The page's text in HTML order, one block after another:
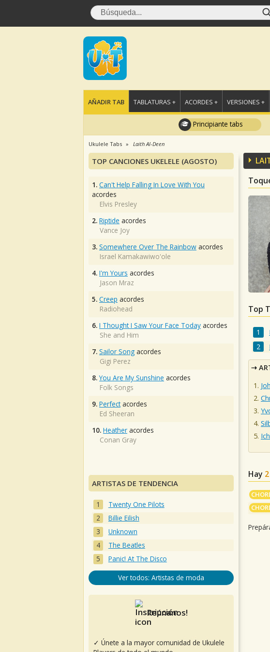
AÑADIR TAB TABLATURAS + ACORDES + VERSIONES +
Principiante tabs
Ukulele Tabs Laith Al-Deen
Top
Hay 2
TOP CANCIONES UKELELE (AGOSTO)
1. Can't Help Falling In Love With You
acordes
Elvis Presley
2. Riptide acordes
Vance Joy
3. Somewhere Over The Rainbow acordes
Israel Kamakawiwo'ole
4. I'm Yours acordes
Jason Mraz
5. Creep acordes
Radiohead
6. I Thought I Saw Your Face Today acordes
She and Him
7. Sailor Song acordes
Gigi Perez
8. You Are My Sunshine acordes
Folk Songs
9. Perfectacordes
Ed Sheeran
10. Heather acordes
Conan Gray
ARTISTAS DE TENDENCIA
Twenty One Pilots
Billie Eilish
Unknown
The Beatles
Panic! At The Disco
Ver todos: Artistas de moda
Reúnanos!
✓ Únete a la mayor comunidad de Ukulele